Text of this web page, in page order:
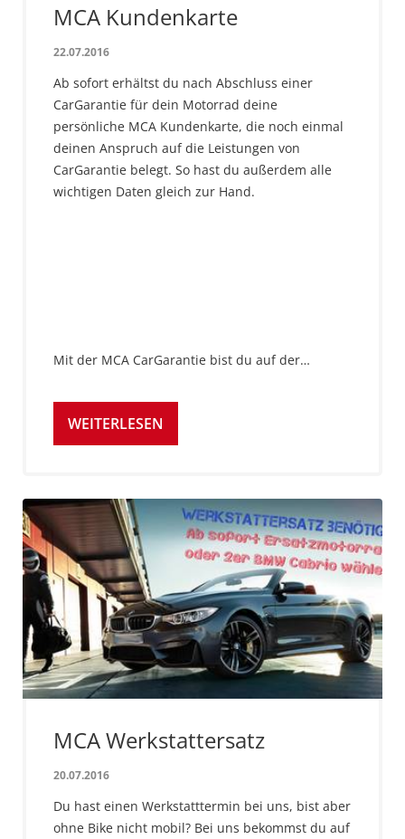
MCA Kundenkarte
22.07.2016
Ab sofort erhältst du nach Abschluss einer
CarGarantie für dein Motorrad deine
persönliche MCA Kundenkarte, die noch einmal
deinen Anspruch auf die Leistungen von
CarGarantie belegt. So hast du außerdem alle
wichtigen Daten gleich zur Hand.
Mit der MCA CarGarantie bist du auf der…
WEITERLESEN
MCA Werkstattersatz
20.07.2016
Du hast einen Werkstatttermin bei uns, bist aber
ohne Bike nicht mobil? Bei uns bekommst du auf